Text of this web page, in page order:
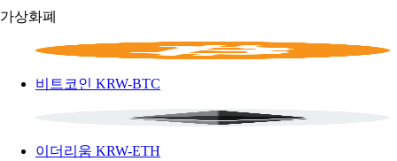
가상화폐
비트코인 KRW-BTC
이더리움 KRW-ETH